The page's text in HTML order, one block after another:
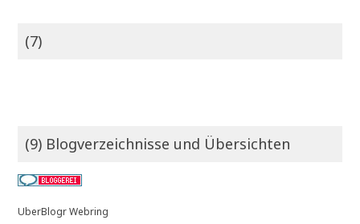
(7)
(9) Blogverzeichnisse und Übersichten
UberBlogr Webring